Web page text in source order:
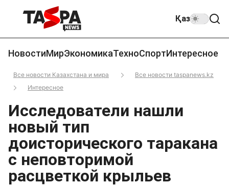
Қаз
НовостиМирЭкономикаТехноСпортИнтересное
Все новости Казахстана и мира
Все новости taspanews.kz
Интересное
Исследователи нашли
новый тип
доисторического таракана
с неповторимой
расцветкой крыльев